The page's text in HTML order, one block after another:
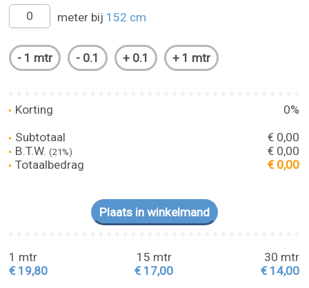
meter bij 152 cm
Korting
0%
Subtotaal
€ 0,00
B.T.W.(21%)
€ 0,00
Totaalbedrag
€ 0,00
1 mtr
€ 19,80
15 mtr
€ 17,00
30 mtr
€ 14,00